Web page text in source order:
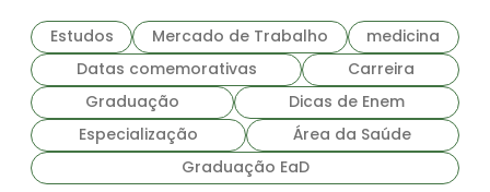
Estudos Mercado de Trabalho
medicina
Datas comemorativas
Carreira
Graduação
Dicas de Enem
Especialização
Área da Saúde
Graduação EaD